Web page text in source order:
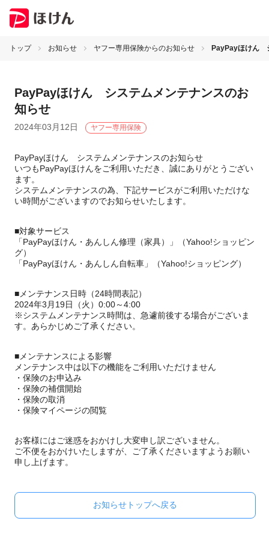
トップ お知らせ ヤフー専用保険からのお知らせ PayPayほけん
PayPayほけん システムメンテナンスのお
知らせ
2024年03月12日 ヤフー専用保険
PayPayほけん システムメンテナンスのお知らせ
いつもPayPayほけんをご利用いただき、誠にありがとうござい
ます。
システムメンテナンスの為、下記サービスがご利用いただけな
い時間がございますのでお知らせいたします。
■対象サービス
「PayPayほけん・あんしん修理（家具）」（Yahoo!ショッピン
グ）
「PayPayほけん・あんしん自転車」（Yahoo!ショッピング）
■メンテナンス日時（24時間表記）
2024年3月19日（火）0:00～4:00
※システムメンテナンス時間は、急遽前後する場合がございま
す。あらかじめご了承ください。
■メンテナンスによる影響
メンテナンス中は以下の機能をご利用いただけません
・保険のお申込み
・保険の補償開始
・保険の取消
・保険マイページの閲覧
お客様にはご迷惑をおかけし大変申し訳ございません。
ご不便をおかけいたしますが、ご了承くださいますようお願い
申し上げます。
お知らせトップへ戻る